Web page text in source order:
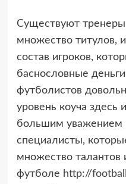
Существуют
множество титулов,
состав игроков,
баснословные
футболистов
уровень коуча здесь
большим уважением
специалисты,
множество талантов
футболе http://